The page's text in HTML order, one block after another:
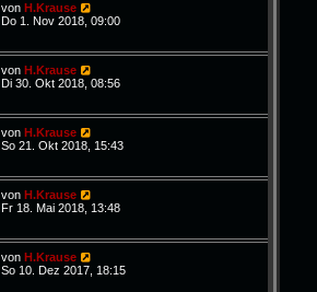
vonH.Krause
Do 1. Nov 2018, 09:00
vonH.Krause
Di 30. Okt 2018, 08:56
vonH.Krause
So 21. Okt 2018, 15:43
vonH.Krause
Fr 18. Mai 2018, 13:48
vonH.Krause
So 10. Dez 2017, 18:15